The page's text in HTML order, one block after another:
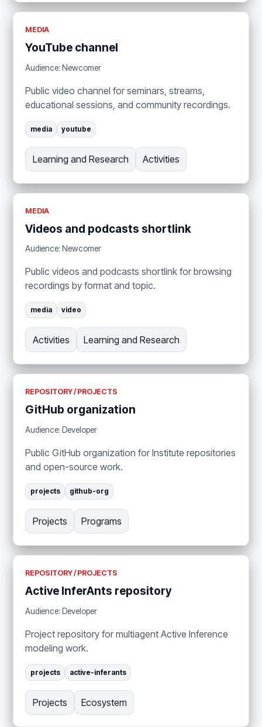
MEDIA
YouTube channel
Audience: Newcomer
Public video channel for seminars, streams,
educational sessions, and community recordings.
media youtube
Learning and Research Activities
MEDIA
Videos and podcasts shortlink
Audience: Newcomer
Public videos and podcasts shortlink for browsing
recordings by format and topic.
media video
Activities Learning and Research
REPOSITORY / PROJECTS
GitHub organization
Audience: Developer
Public GitHub organization for Institute repositories
and open-source work.
projects github-org
Projects Programs
REPOSITORY / PROJECTS
Active InferAnts repository
Audience: Developer
Project repository for multiagent Active Inference
modeling work.
projects active-inferants
Projects Ecosystem